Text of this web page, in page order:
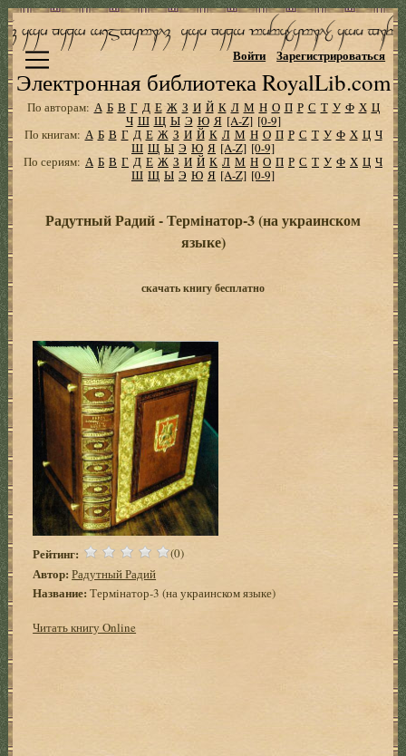
Электронная библиотека RoyalLib.com
Войти Зарегистрироваться
По авторам: А Б В Г Д Е Ж З И Й К Л М Н О П Р С Т У Ф Х Ц
Ч Ш Щ Ы Э Ю Я [A-Z] [0-9]
По книгам: А Б В Г Д Е Ж З И Й К Л М Н О П Р С Т У Ф Х Ц Ч
Ш Щ Ы Э Ю Я [A-Z] [0-9]
По сериям: А Б В Г Д Е Ж З И Й К Л М Н О П Р С Т У Ф Х Ц Ч
Ш Щ Ы Э Ю Я [A-Z] [0-9]
Радутный Радий - Термiнатор-3 (на украинском
языке)
скачать книгу бесплатно
Рейтинг: (0)
Автор: Радутный Радий
Название: Термiнатор-3 (на украинском языке)
Читать книгу Online